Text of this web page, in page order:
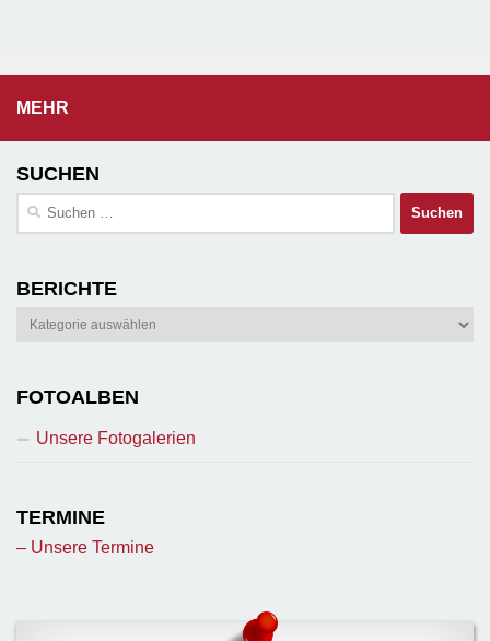
MEHR
SUCHEN
Suchen
BERICHTE
Berichte
FOTOALBEN
Unsere Fotogalerien
TERMINE
– Unsere Termine